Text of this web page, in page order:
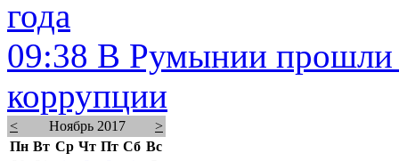
года
09:38 В Румынии прошли
коррупции
< Ноябрь 2017
>
Пн Вт Ср Чт Пт Сб Вс